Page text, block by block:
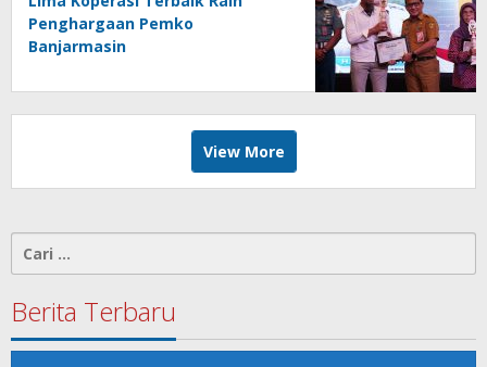
Penghargaan Pemko
Banjarmasin
View More
untuk:
Berita Terbaru